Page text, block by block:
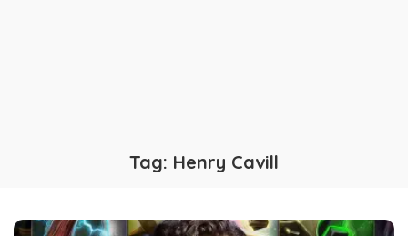
Tag: Henry Cavill